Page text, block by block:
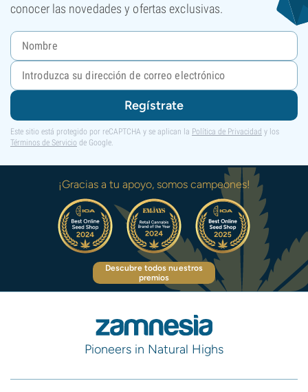
conocer las novedades y ofertas exclusivas.
Regístrate
Este sitio está protegido por reCAPTCHA y se aplican la Política de Privacidad y los
Términos de Servicio de Google.
¡Gracias a tu apoyo, somos campeones!
Descubre todos nuestros
premios
Pioneers in Natural Highs